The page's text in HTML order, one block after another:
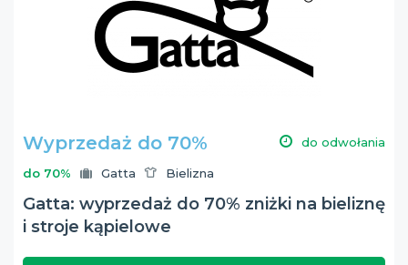
Wyprzedaż do 70% do odwołania
do 70% Gatta Bielizna
Gatta: wyprzedaż do 70% zniżki na bieliznę
i stroje kąpielowe